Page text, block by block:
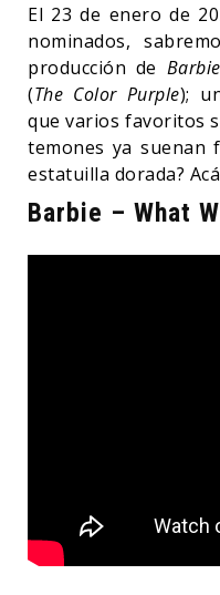
El 23 de enero de
nominados,
producción de Barbie
(The Color Purple);
que varios favoritos
temones ya
estatuilla dorada?
Barbie – What